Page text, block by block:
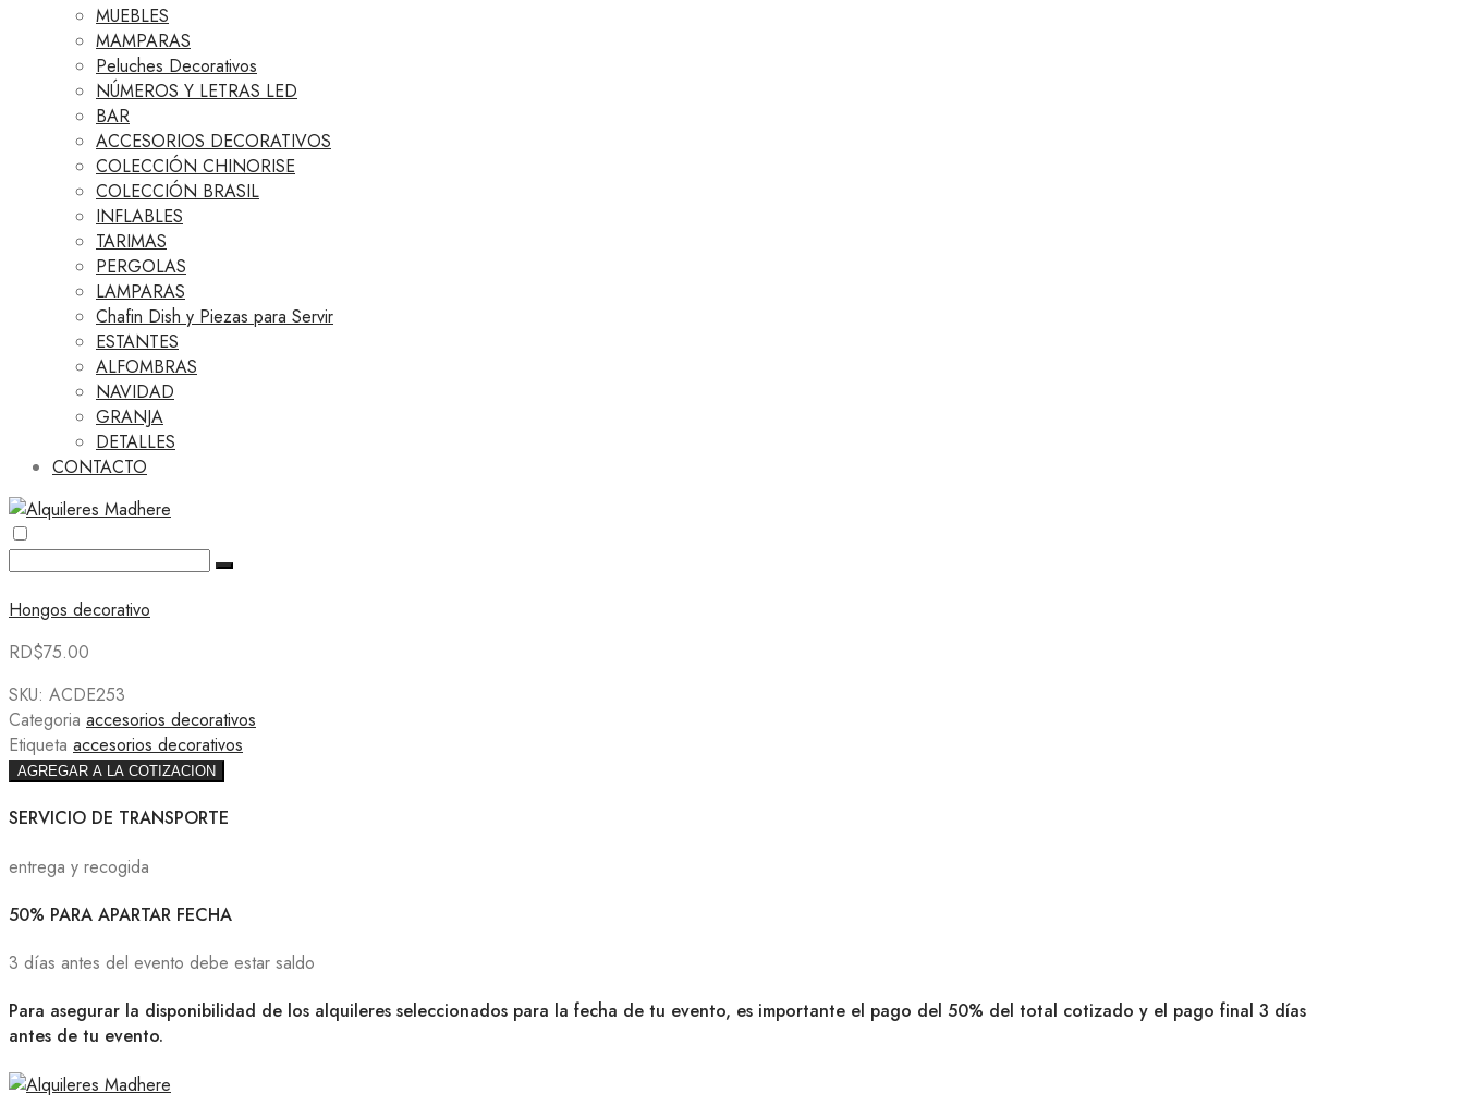
MUEBLES
MAMPARAS
Peluches Decorativos
NÚMEROS Y LETRAS LED
BAR
ACCESORIOS DECORATIVOS
COLECCIÓN CHINORISE
COLECCIÓN BRASIL
INFLABLES
TARIMAS
PERGOLAS
LAMPARAS
Chafin Dish y Piezas para Servir
ESTANTES
ALFOMBRAS
NAVIDAD
GRANJA
DETALLES
CONTACTO
Hongos decorativo
RD$75.00
SKU: ACDE253
Categoria accesorios decorativos
Etiqueta accesorios decorativos
AGREGAR A LA COTIZACION
SERVICIO DE TRANSPORTE
entrega y recogida
50% PARA APARTAR FECHA
3 días antes del evento debe estar saldo
Para asegurar la disponibilidad de los alquileres seleccionados para la fecha de tu evento, es importante el pago del 50% del total cotizado y el pago final 3 días
antes de tu evento.